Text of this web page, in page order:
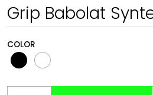
Grip Babolat
COLOR